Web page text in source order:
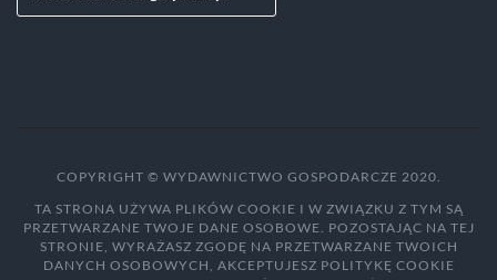
COPYRIGHT © WYDAWNICTWO GOSPODARCZE 2020.
TA STRONA UŻYWA PLIKÓW COOKIE I W ZWIĄZKU Z TYM SĄ
PRZETWARZANE TWOJE DANE OSOBOWE. POZOSTAJĄC NA TEJ
STRONIE, WYRAŻASZ ZGODĘ NA PRZETWARZANE TWOICH
DANYCH OSOBOWYCH, AKCEPTUJESZ POLITYKĘ COOKIE